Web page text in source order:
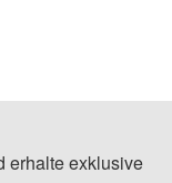
erhalte exklusive